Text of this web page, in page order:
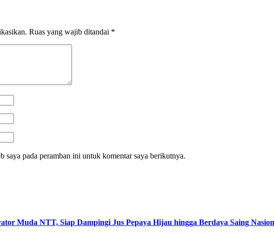
Ruas yang wajib ditandai *
saya pada peramban ini untuk komentar saya berikutnya.
Muda NTT, Siap Dampingi Jus Pepaya Hijau hingga Berdaya Saing